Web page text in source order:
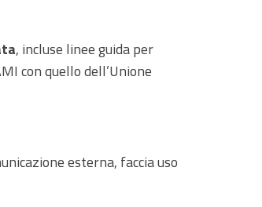
, incluse linee guida per
con quello dell’Unione
esterna, faccia uso